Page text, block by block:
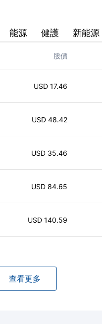
能源 健護 新能源
股價
17.46
48.42
35.46
84.65
140.59
查看更多